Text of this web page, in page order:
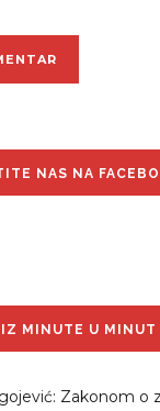
NAS NA
IZ MINUTE U MINUT
Zakonom o